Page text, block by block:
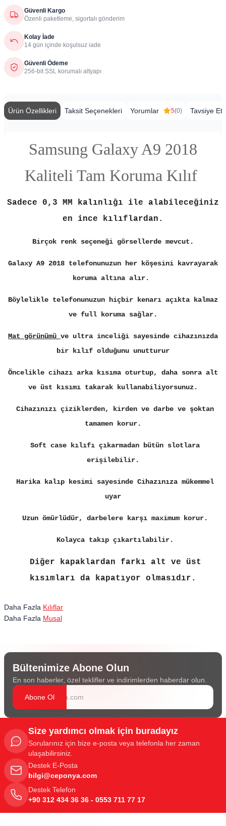
Güvenli Kargo
Özenli paketleme, sigortalı gönderim
Kolay İade
14 gün içinde koşulsuz iade
Güvenli Ödeme
256-bit SSL korumalı altyapı
Ürün Özellikleri Taksit Seçenekleri Yorumlar 5(0) Tavsiye Et
Samsung Galaxy A9 2018
Kaliteli Tam Koruma Kılıf
Sadece 0,3 MM kalınlığı ile alabileceğiniz
en ince kılıflardan.
Birçok renk seçeneği görsellerde mevcut.
Galaxy A9 2018 telefonunuzun her köşesini kavrayarak
koruma altına alır.
Böylelikle telefonunuzun hiçbir kenarı açıkta kalmaz
ve full koruma sağlar.
Mat görünümü ve ultra inceliği sayesinde cihazınızda
bir kılıf olduğunu unutturur
Öncelikle cihazı arka kısıma oturtup, daha sonra alt
ve üst kısımı takarak kullanabiliyorsunuz.
Cihazınızı çiziklerden, kirden ve darbe ve şoktan
tamamen korur.
Soft case kılıfı çıkarmadan bütün slotlara
erişilebilir.
Harika kalıp kesimi sayesinde Cihazınıza mükemmel
uyar
Uzun ömürlüdür, darbelere karşı maximum korur.
Kolayca takıp çıkartılabilir.
Diğer kapaklardan farkı alt ve üst
kısımları da kapatıyor olmasıdır.
Daha Fazla Kılıflar
Daha Fazla Musal
Bültenimize Abone Olun
En son haberler, özel teklifler ve indirimlerden haberdar olun.
Abone Ol
Size yardımcı olmak için buradayız
Sorularınız için bize e-posta veya telefonla her zaman
ulaşabilirsiniz.
Destek E-Posta
bilgi@ceponya.com
Destek Telefon
+90 312 434 36 36 - 0553 711 77 17